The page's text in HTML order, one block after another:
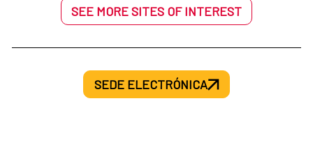
SEE MORE SITES OF INTEREST
SEDE ELECTRÓNICA